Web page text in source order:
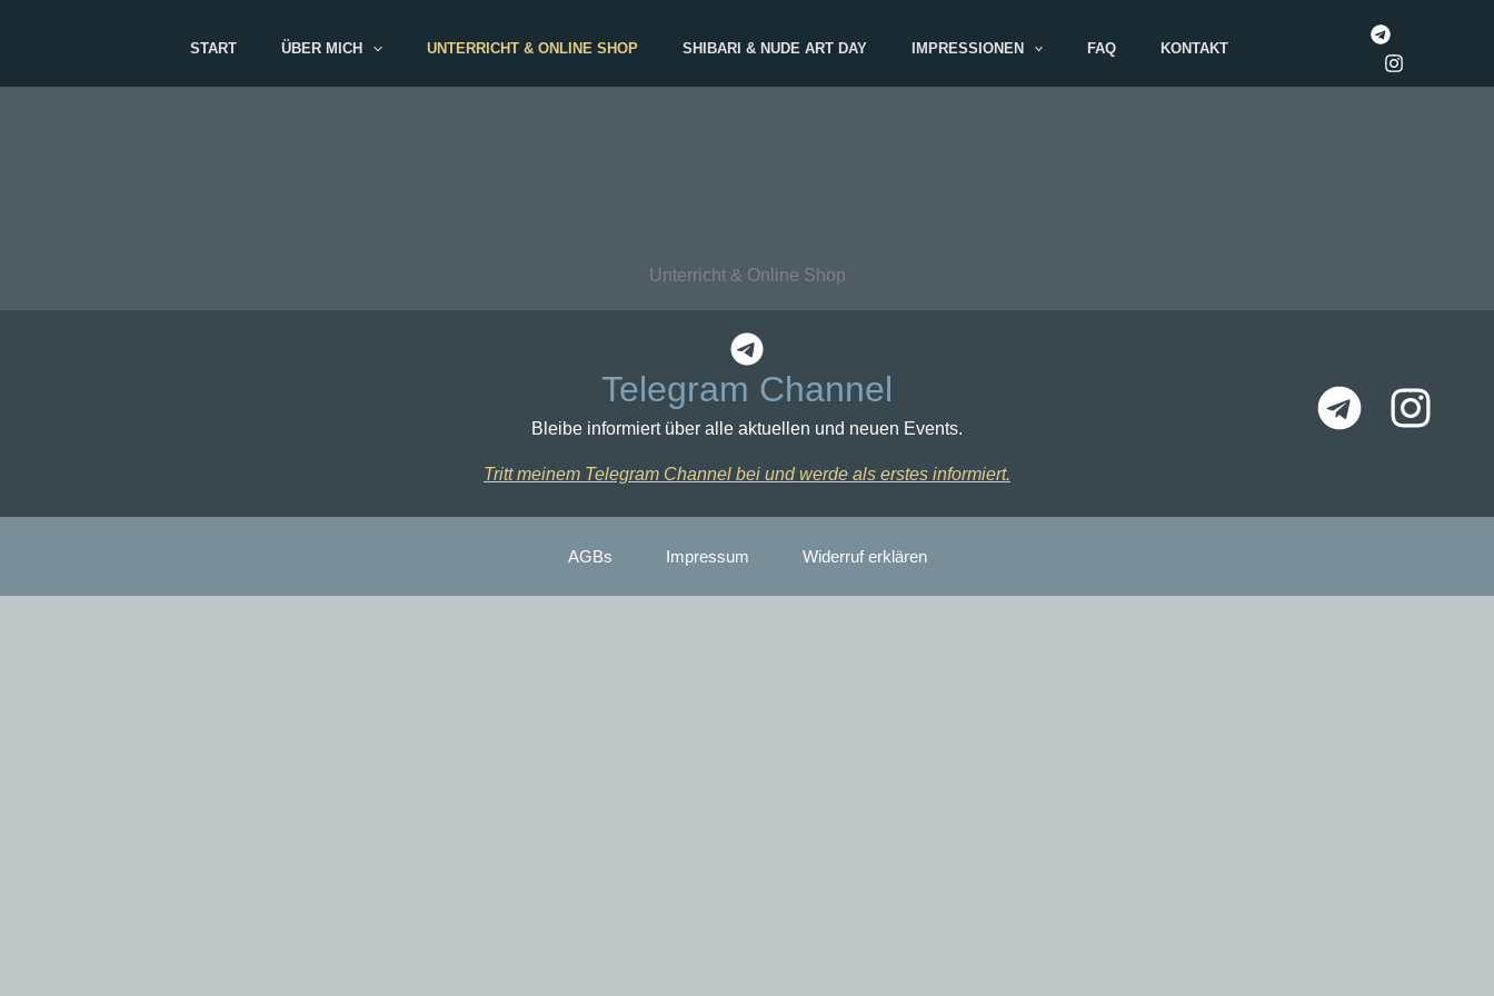
START ÜBER MICH UNTERRICHT & ONLINE SHOP SHIBARI & NUDE ART DAY IMPRESSIONEN FAQ KONTAKT
Unterricht & Online Shop
Telegram Channel
Bleibe informiert über alle aktuellen und neuen Events.
Tritt meinem Telegram Channel bei und werde als erstes informiert.
AGBs Impressum Widerruf erklären